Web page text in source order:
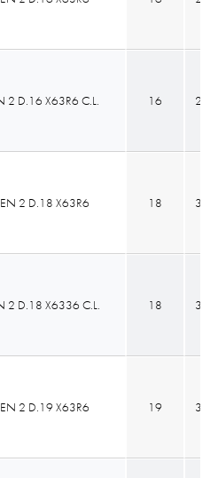
2 D.16 X63R6 C.L.
2 D.18 X63R6
2 D.18 X6336 C.L.
2 D.19 X63R6
16 26,9
18 30,9
18 30,9
19 30,9